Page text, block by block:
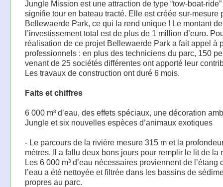
Jungle Mission est une attraction de type “tow-boat-
signifie tour en bateau tracté. Elle est créée sur-mesure
Bellewaerde Park, ce qui la rend unique ! Le montant de
l’investissement total est de plus de 1 million d’euro.
réalisation de ce projet Bellewaerde Park a fait appel à
professionnels : en plus des techniciens du parc, 150
venant de 25 sociétés différentes ont apporté leur
Les travaux de construction ont duré 6 mois.
Faits et chiffres
6 000 m³ d’eau, des effets spéciaux, une décoration
Jungle et six nouvelles espèces d’animaux exotiques
- Le parcours de la rivière mesure 315 m et la
mètres. Il a fallu deux bons jours pour remplir le lit de la
Les 6 000 m³ d’eau nécessaires proviennent de l’étang
l’eau a été nettoyée et filtrée dans les bassins de
propres au parc.